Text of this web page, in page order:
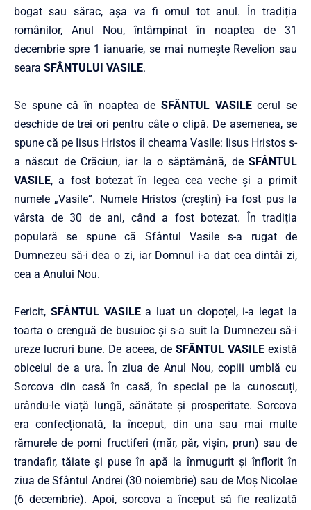
bogat sau sărac, așa va fi omul tot anul. În tradiția
românilor, Anul Nou, întâmpinat în noaptea de 31
decembrie spre 1 ianuarie, se mai numește Revelion sau
seara SFÂNTULUI VASILE.
Se spune că în noaptea de SFÂNTUL VASILEcerul se
deschide de trei ori pentru câte o clipă. De asemenea, se
spune că pe Iisus Hristos îl cheama Vasile: Iisus Hristos s-
a născut de Crăciun, iar la o săptămână, de SFÂNTUL
VASILE, a fost botezat în legea cea veche și a primit
numele „Vasile”. Numele Hristos (creștin) i-a fost pus la
vârsta de 30 de ani, când a fost botezat. În tradiția
populară se spune că Sfântul Vasile s-a rugat de
Dumnezeu să-i dea o zi, iar Domnul i-a dat cea dintâi zi,
cea a Anului Nou.
Fericit, SFÂNTUL VASILEa luat un clopoțel, i-a legat la
toarta o crenguă de busuioc și s-a suit la Dumnezeu să-i
ureze lucruri bune. De aceea, de SFÂNTUL VASILEexistă
obiceiul de a ura. În ziua de Anul Nou, copiii umblă cu
Sorcova din casă în casă, în special pe la cunoscuți,
urându-le viață lungă, sănătate și prosperitate. Sorcova
era confecționată, la început, din una sau mai multe
rămurele de pomi fructiferi (măr, păr, vișin, prun) sau de
trandafir, tăiate și puse în apă la înmugurit și înflorit în
ziua de Sfântul Andrei (30 noiembrie) sau de Moș Nicolae
(6 decembrie). Apoi, sorcova a început să fie realizată